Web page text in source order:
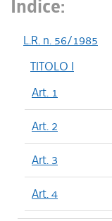
Indice:
L.R. n. 56/1985
TITOLO I
Art. 1
Art. 2
Art. 3
Art. 4